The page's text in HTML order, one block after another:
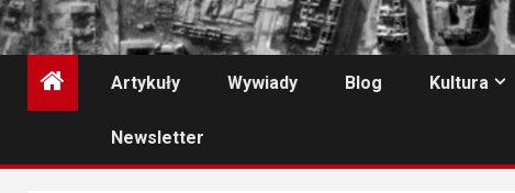
Artykuły Wywiady Blog Kultura
Newsletter